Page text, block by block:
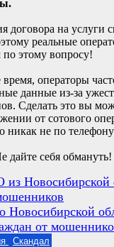
договора на услуги
реальные
по этому вопросу!
операторы
данные из-за
Сделать это вы
от сотового
никак не по
дайте себя обмануть!
Новосибирской
от
Скандал